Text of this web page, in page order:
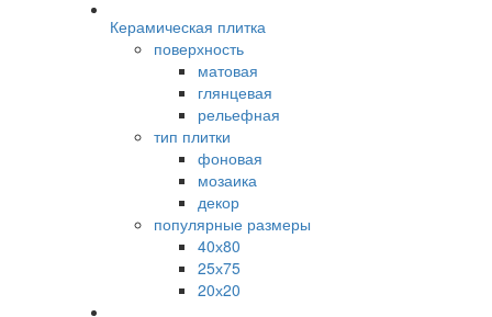
Керамическая плитка
поверхность
матовая
глянцевая
рельефная
тип плитки
фоновая
мозаика
декор
популярные размеры
40х80
25х75
20х20